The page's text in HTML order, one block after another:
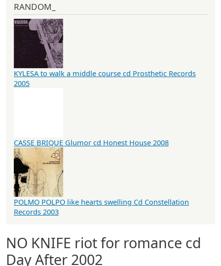
NO KNIFE riot for romance cd
Day After 2002
RANDOM_
KYLESA to walk a middle course cd Prosthetic Records
2005
CASSE BRIQUE Glumor cd Honest House 2008
POLMO POLPO like hearts swelling Cd Constellation
Records 2003